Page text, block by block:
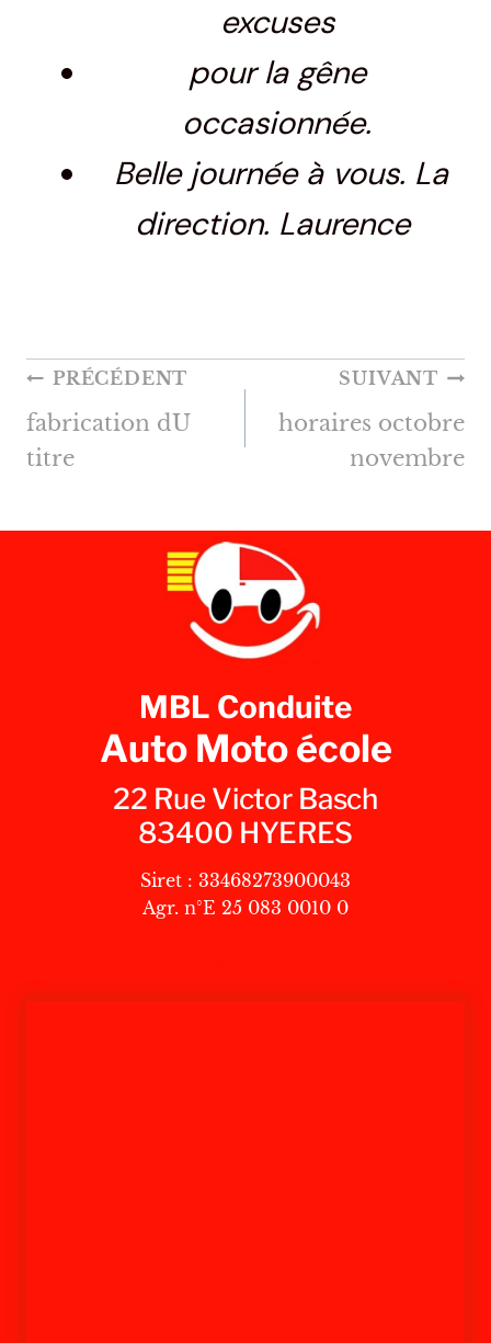
excuses
pour la gêne
occasionnée.
Belle journée à vous. La
direction. Laurence
NAVIGATION
DE
L’ARTICLE
PRÉCÉDENT
fabrication dU
titre
SUIVANT
horaires octobre
novembre
MBL Conduite
Auto Moto école
22 Rue Victor Basch
83400 HYERES
Siret : 33468273900043
Agr. n°E 25 083 0010 0